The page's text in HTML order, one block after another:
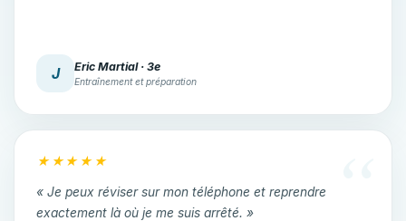
J Eric Martial · 3e
Entraînement et préparation
★★★★★
« Je peux réviser sur mon téléphone et reprendre
exactement là où je me suis arrêté. »